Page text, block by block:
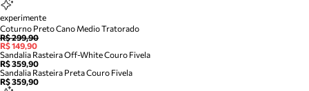
experimente
Coturno Preto Cano Medio Tratorado
R$ 299,90
R$ 149,90
Sandalia Rasteira Off-White Couro Fivela
R$ 359,90
Sandalia Rasteira Preta Couro Fivela
R$ 359,90